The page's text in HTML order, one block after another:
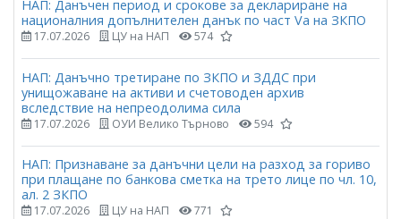
НАП: Данъчен период и срокове за деклариране на
националния допълнителен данък по част Vа на ЗКПО
17.07.2026 ЦУ на НАП 574
НАП: Данъчно третиране по ЗКПО и ЗДДС при
унищожаване на активи и счетоводен архив
вследствие на непреодолима сила
17.07.2026 ОУИ Велико Търново 594
НАП: Признаване за данъчни цели на разход за гориво
при плащане по банкова сметка на трето лице по чл. 10,
ал. 2 ЗКПО
17.07.2026 ЦУ на НАП 771